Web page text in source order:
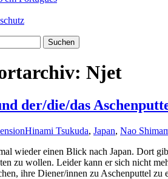
Njet
der/die/das
Hinami Tsukuda, Japan, Nao
wieder einen Blick nach Japan. Dort
zu wollen. Leider kann er sich nicht
ihre Diener/innen zu Aschenputtel